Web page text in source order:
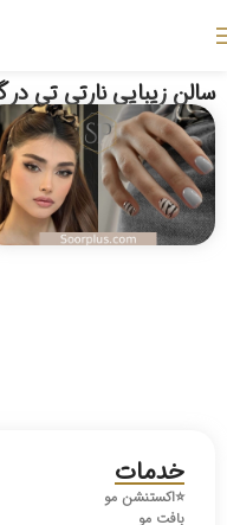
سالن زیبایی نارتی تی در
خدمات
⭐️اکستنشن مو
بافت مو